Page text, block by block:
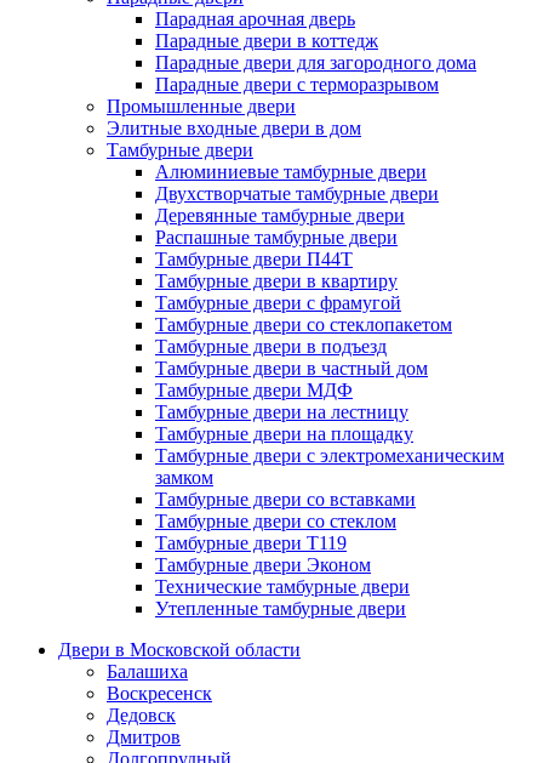
Парадная арочная дверь
Парадные двери в коттедж
Парадные двери для загородного дома
Парадные двери с терморазрывом
Промышленные двери
Элитные входные двери в дом
Тамбурные двери
Алюминиевые тамбурные двери
Двухстворчатые тамбурные двери
Деревянные тамбурные двери
Распашные тамбурные двери
Тамбурные двери П44Т
Тамбурные двери в квартиру
Тамбурные двери с фрамугой
Тамбурные двери со стеклопакетом
Тамбурные двери в подъезд
Тамбурные двери в частный дом
Тамбурные двери МДФ
Тамбурные двери на лестницу
Тамбурные двери на площадку
Тамбурные двери с электромеханическим
замком
Тамбурные двери со вставками
Тамбурные двери со стеклом
Тамбурные двери Т119
Тамбурные двери Эконом
Технические тамбурные двери
Утепленные тамбурные двери
Двери в Московской области
Балашиха
Воскресенск
Дедовск
Дмитров
Долгопрудный